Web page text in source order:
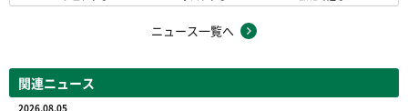
ニュース一覧へ
関連ニュース
2026.08.05